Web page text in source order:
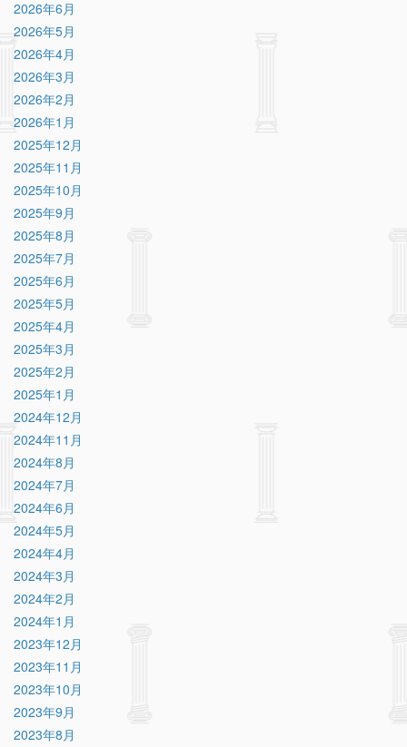
2026年6月
2026年5月
2026年4月
2026年3月
2026年2月
2026年1月
2025年12月
2025年11月
2025年10月
2025年9月
2025年8月
2025年7月
2025年6月
2025年5月
2025年4月
2025年3月
2025年2月
2025年1月
2024年12月
2024年11月
2024年8月
2024年7月
2024年6月
2024年5月
2024年4月
2024年3月
2024年2月
2024年1月
2023年12月
2023年11月
2023年10月
2023年9月
2023年8月